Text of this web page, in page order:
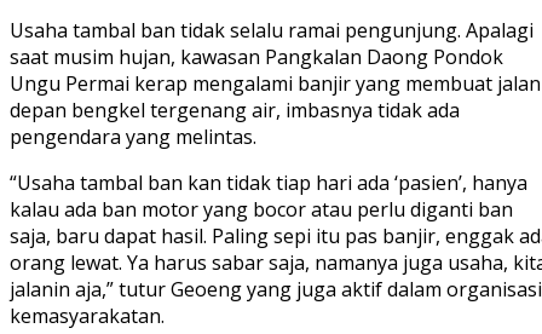
Usaha tambal ban tidak selalu ramai pengunjung. Apalagi
saat musim hujan, kawasan Pangkalan Daong Pondok
Ungu Permai kerap mengalami banjir yang membuat jalan
depan bengkel tergenang air, imbasnya tidak ada
pengendara yang melintas.
“Usaha tambal ban kan tidak tiap hari ada ‘pasien’, hanya
kalau ada ban motor yang bocor atau perlu diganti ban
saja, baru dapat hasil. Paling sepi itu pas banjir, enggak
orang lewat. Ya harus sabar saja, namanya juga usaha,
jalanin aja,” tutur Geoeng yang juga aktif dalam organisasi
kemasyarakatan.